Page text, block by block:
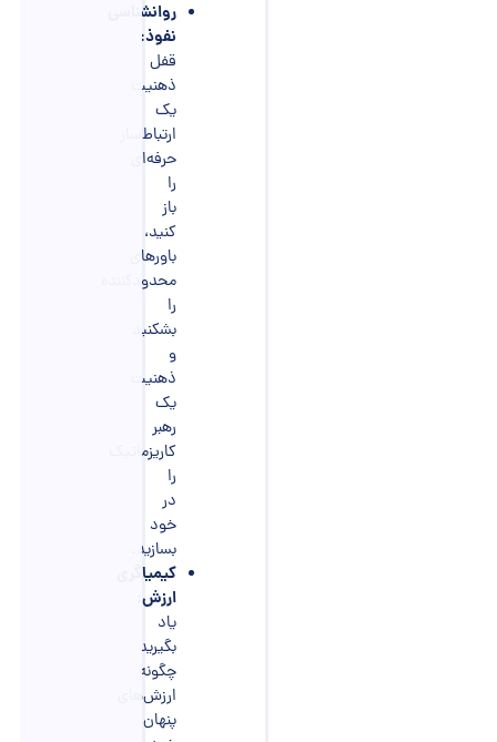
روانشناسی
نفوذ:
قفل
ذهنیت
یک
ارتباط‌ساز
حرفه‌ای
را
باز
کنید،
باورهای
محدودکننده
را
بشکنید
و
ذهنیت
یک
رهبر
کاریزماتیک
را
در
خود
بسازید.
کیمیاگری
ارزش:
یاد
بگیرید
چگونه
ارزش‌های
پنهان